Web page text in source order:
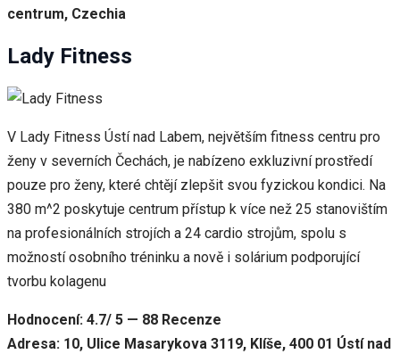
centrum, Czechia
Lady Fitness
V Lady Fitness Ústí nad Labem, největším fitness centru pro
ženy v severních Čechách, je nabízeno exkluzivní prostředí
pouze pro ženy, které chtějí zlepšit svou fyzickou kondici. Na
380 m^2 poskytuje centrum přístup k více než 25 stanovištím
na profesionálních strojích a 24 cardio strojům, spolu s
možností osobního tréninku a nově i solárium podporující
tvorbu kolagenu
Hodnocení: 4.7/ 5 — 88 Recenze
Adresa: 10, Ulice Masarykova 3119, Klíše, 400 01 Ústí nad